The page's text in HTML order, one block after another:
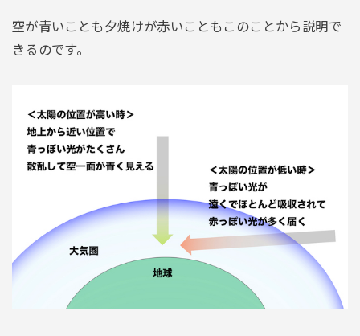
空が青いことも夕焼けが赤いこともこのことから説明で
きるのです。